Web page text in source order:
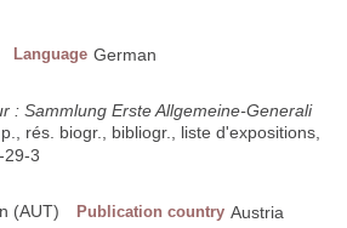
Language German
: Sammlung Erste Allgemeine-Generali
rés. biogr., bibliogr., liste d'expositions,
29-3
(AUT) Publication country Austria